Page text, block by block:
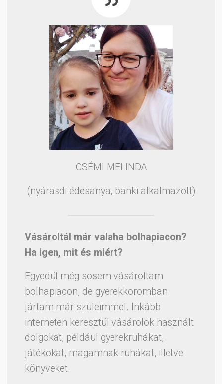
CSÉMI MELINDA
(nyárasdi édesanya, banki alkalmazott)
Vásároltál már valaha bolhapiacon?
Ha igen, mit és miért?
Egyedül még sosem vásároltam
bolhapiacon, de gyerekkoromban
jártam már szüleimmel. Inkább
interneten keresztül vásárolok használt
dolgokat, például gyerekruhákat,
játékokat, magamnak ruhákat, illetve
könyveket.